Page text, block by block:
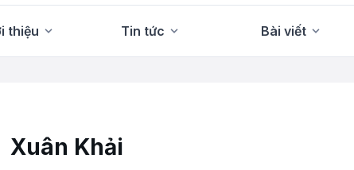
thiệu Tin tức Bài viết
Xuân Khải